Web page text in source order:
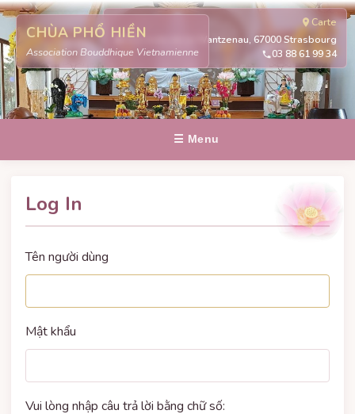
CHÙA PHỔ HIỀN
Association Bouddhique Vietnamienne
Carte
311 route de la Wantzenau, 67000 Strasbourg
03 88 61 99 34
☰ Menu
Log In
Tên người dùng
Mật khẩu
Vui lòng nhập câu trả lời bằng chữ số: